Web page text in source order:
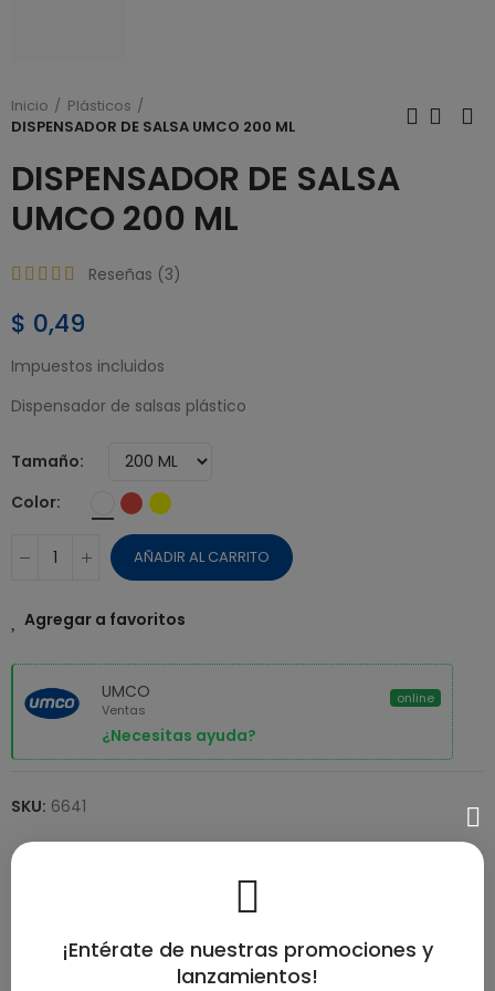
Inicio
Plásticos
DISPENSADOR DE SALSA UMCO 200 ML
DISPENSADOR DE SALSA
UMCO 200 ML
Reseñas (3)
$ 0,49
Impuestos incluidos
Dispensador de salsas plástico
Tamaño
Color
AÑADIR AL CARRITO
Agregar a favoritos
UMCO
Ventas
¿Necesitas ayuda?
online
SKU: 6641
doméstico y con 2 años de garantía por defecto de fábrica.
¡Entérate de nuestras promociones y
lanzamientos!